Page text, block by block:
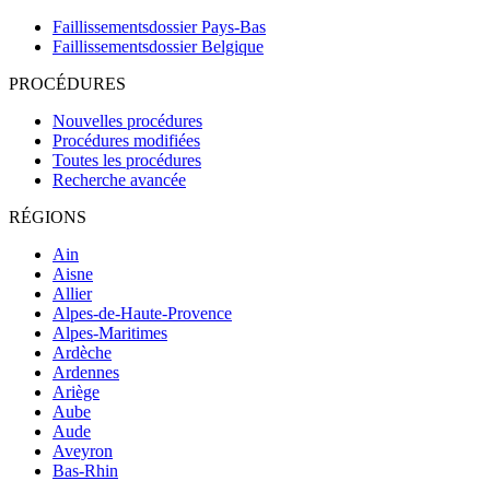
Faillissementsdossier Pays-Bas
Faillissementsdossier Belgique
PROCÉDURES
Nouvelles procédures
Procédures modifiées
Toutes les procédures
Recherche avancée
RÉGIONS
Ain
Aisne
Allier
Alpes-de-Haute-Provence
Alpes-Maritimes
Ardèche
Ardennes
Ariège
Aube
Aude
Aveyron
Bas-Rhin